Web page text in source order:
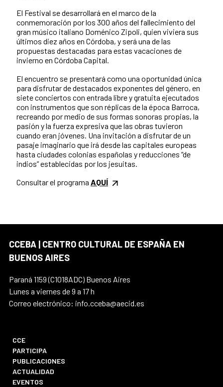
El Festival se desarrollará en el marco de la
conmemoración por los 300 años del fallecimiento del
gran músico italiano Doménico Zipoli, quien viviera sus
últimos diez años en Córdoba, y será una de las
propuestas destacadas para estas vacaciones de
invierno en Córdoba Capital.
El encuentro se presentará como una oportunidad única
para disfrutar de destacados exponentes del género, en
siete conciertos con entrada libre y gratuita ejecutados
con instrumentos que son réplicas de la época Barroca,
recreando por medio de sus formas sonoras propias, la
pasión y la fuerza expresiva que las obras tuvieron
cuando eran jóvenes. Una invitación a disfrutar de un
pasaje imaginario que irá desde las capitales europeas
hasta ciudades colonias españolas y reducciones “de
indios” establecidas por los jesuitas.
Consultar el programa AQUÍ
CCEBA | CENTRO CULTURAL DE ESPAÑA EN
BUENOS AIRES
Paraná 1159 (C1018ADC) Buenos Aires
Lunes a viernes de 9 a 17 h
Correo electrónico: info.cceba@aecid.es
CCE
PARTICIPA
PUBLICACIONES
ACTUALIDAD
EVENTOS